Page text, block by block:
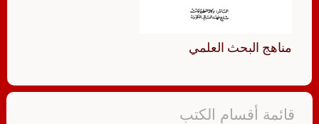
مناهج البحث العلمي
قائمة أقسام الكتب